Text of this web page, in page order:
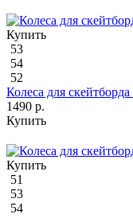
Купить
53
54
52
Колеса для
1490 р.
Купить
Купить
51
53
54